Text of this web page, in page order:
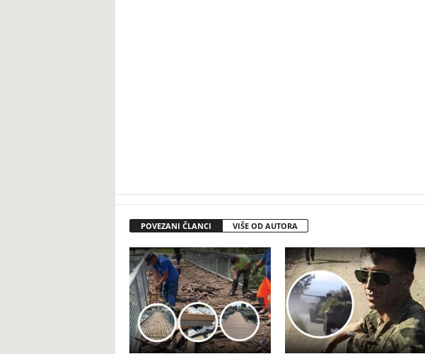
POVEZANI ČLANCI VIŠE OD AUTORA